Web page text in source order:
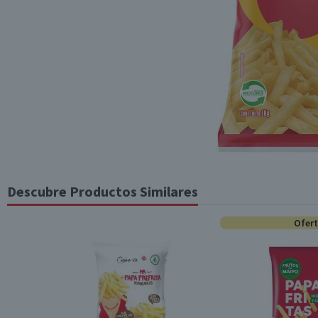
Descubre Productos Similares